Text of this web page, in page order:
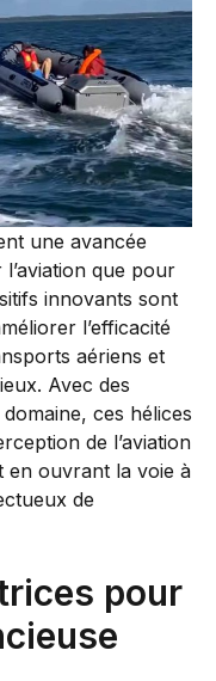
une avancée
que pour
innovants sont
l’efficacité
aériens et
Avec des
ces hélices
de l’aviation
en ouvrant la voie à
de
pour